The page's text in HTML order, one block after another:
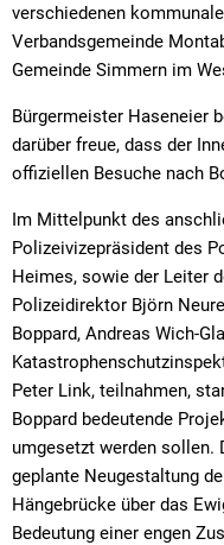
verschiedenen
Verbandsgemeinde
Gemeinde Simmern im
Bürgermeister Haseneier
darüber freue, dass der
offiziellen Besuche nach
Im Mittelpunkt des
Polizeivizepräsident des
Heimes, sowie der Leiter
Polizeidirektor Björn
Boppard, Andreas Wich-
Peter Link, teilnahmen,
Boppard bedeutende
umgesetzt werden sollen.
geplante Neugestaltung
Hängebrücke über das
Bedeutung einer engen